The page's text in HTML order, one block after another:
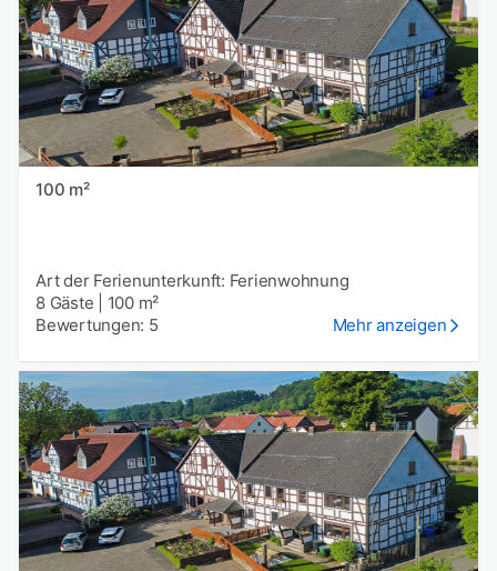
100 m²
Art der Ferienunterkunft: Ferienwohnung
8 Gäste
100 m²
Bewertungen: 5
Mehr anzeigen